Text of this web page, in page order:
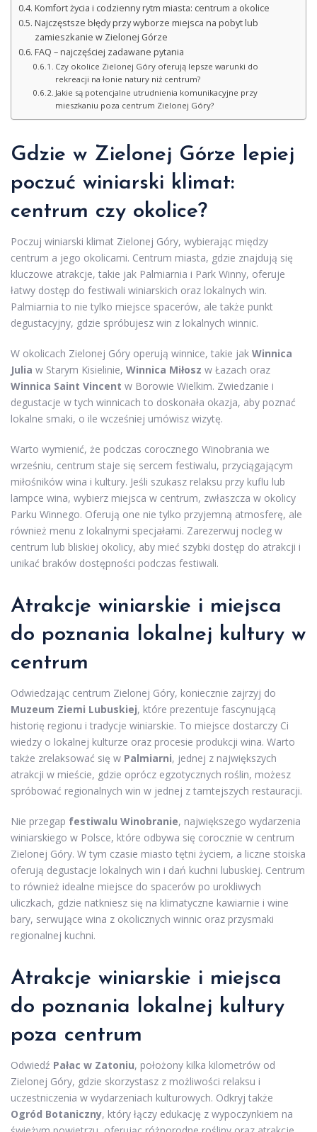
Komfort życia i codzienny rytm miasta: centrum a okolice
Najczęstsze błędy przy wyborze miejsca na pobyt lub
zamieszkanie w Zielonej Górze
FAQ – najczęściej zadawane pytania
Czy okolice Zielonej Góry oferują lepsze warunki do
rekreacji na łonie natury niż centrum?
Jakie są potencjalne utrudnienia komunikacyjne przy
mieszkaniu poza centrum Zielonej Góry?
Gdzie w Zielonej Górze lepiej
poczuć winiarski klimat:
centrum czy okolice?
Poczuj winiarski klimat Zielonej Góry, wybierając między
centrum a jego okolicami. Centrum miasta, gdzie znajdują się
kluczowe atrakcje, takie jak Palmiarnia i Park Winny, oferuje
łatwy dostęp do festiwali winiarskich oraz lokalnych win.
Palmiarnia to nie tylko miejsce spacerów, ale także punkt
degustacyjny, gdzie spróbujesz win z lokalnych winnic.
W okolicach Zielonej Góry operują winnice, takie jak Winnica
Julia w Starym Kisielinie, Winnica Miłosz w Łazach oraz
Winnica Saint Vincent w Borowie Wielkim. Zwiedzanie i
degustacje w tych winnicach to doskonała okazja, aby poznać
lokalne smaki, o ile wcześniej umówisz wizytę.
Warto wymienić, że podczas corocznego Winobrania we
wrześniu, centrum staje się sercem festiwalu, przyciągającym
miłośników wina i kultury. Jeśli szukasz relaksu przy kuflu lub
lampce wina, wybierz miejsca w centrum, zwłaszcza w okolicy
Parku Winnego. Oferują one nie tylko przyjemną atmosferę, ale
również menu z lokalnymi specjałami. Zarezerwuj nocleg w
centrum lub bliskiej okolicy, aby mieć szybki dostęp do atrakcji i
unikać braków dostępności podczas festiwali.
Atrakcje winiarskie i miejsca
do poznania lokalnej kultury w
centrum
Odwiedzając centrum Zielonej Góry, koniecznie zajrzyj do
Muzeum Ziemi Lubuskiej, które prezentuje fascynującą
historię regionu i tradycje winiarskie. To miejsce dostarczy Ci
wiedzy o lokalnej kulturze oraz procesie produkcji wina. Warto
także zrelaksować się w Palmiarni, jednej z największych
atrakcji w mieście, gdzie oprócz egzotycznych roślin, możesz
spróbować regionalnych win w jednej z tamtejszych restauracji.
Nie przegap festiwalu Winobranie, największego wydarzenia
winiarskiego w Polsce, które odbywa się corocznie w centrum
Zielonej Góry. W tym czasie miasto tętni życiem, a liczne stoiska
oferują degustacje lokalnych win i dań kuchni lubuskiej. Centrum
to również idealne miejsce do spacerów po urokliwych
uliczkach, gdzie natkniesz się na klimatyczne kawiarnie i wine
bary, serwujące wina z okolicznych winnic oraz przysmaki
regionalnej kuchni.
Atrakcje winiarskie i miejsca
do poznania lokalnej kultury
poza centrum
Odwiedź Pałac w Zatoniu, położony kilka kilometrów od
Zielonej Góry, gdzie skorzystasz z możliwości relaksu i
uczestniczenia w wydarzeniach kulturowych. Odkryj także
Ogród Botaniczny, który łączy edukację z wypoczynkiem na